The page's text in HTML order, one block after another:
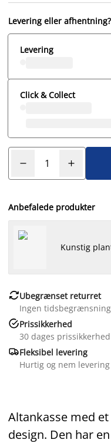
Levering eller afhentning?
Levering
Click & Collect
Anbefalede produkter
Kunstig
Ubegrænset returret
Ingen
Prissikkerhed
30 dages
Fleksibel levering
Hurtig og nem
Altankasse med
design. Den har